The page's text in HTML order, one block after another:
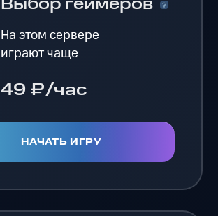
На этом сервере
играют чаще
49 ₽/час
НАЧАТЬ ИГРУ